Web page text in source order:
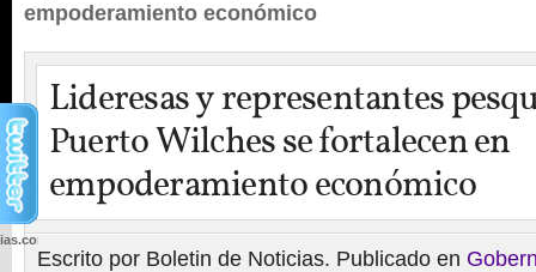
empoderamiento económico
Lideresas y representantes
Puerto Wilches se fortalecen en
empoderamiento económico
Escrito por Boletin de Noticias. Publicado en
wp-